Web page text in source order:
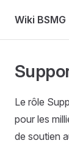
Skip to content
Wiki BSMG
Le rôle
pour les
de soutien